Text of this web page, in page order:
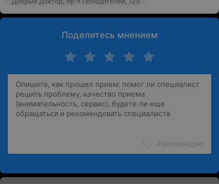
Поделитесь мнением
Рекомендую